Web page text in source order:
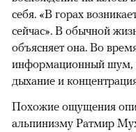
себя. «В горах
сейчас». В обычной
объясняет она. Во
информационный шум,
дыхание и
Похожие ощущения
альпинизму Ратмир